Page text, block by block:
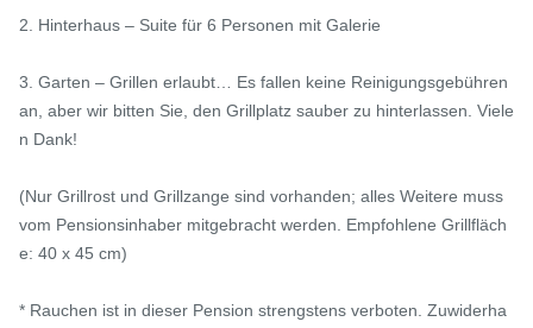
2. Hinterhaus – Suite für 6 Personen mit Galerie
3. Garten – Grillen erlaubt… Es fallen keine Reinigungsgebühren
an, aber wir bitten Sie, den Grillplatz sauber zu hinterlassen. Viele
n Dank!
(Nur Grillrost und Grillzange sind vorhanden; alles Weitere muss
vom Pensionsinhaber mitgebracht werden. Empfohlene Grillfläch
e: 40 x 45 cm)
* Rauchen ist in dieser Pension strengstens verboten. Zuwiderha